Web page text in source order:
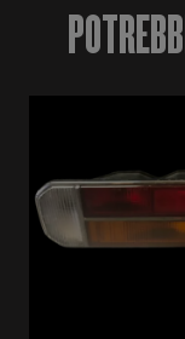
È possibile
Premere per